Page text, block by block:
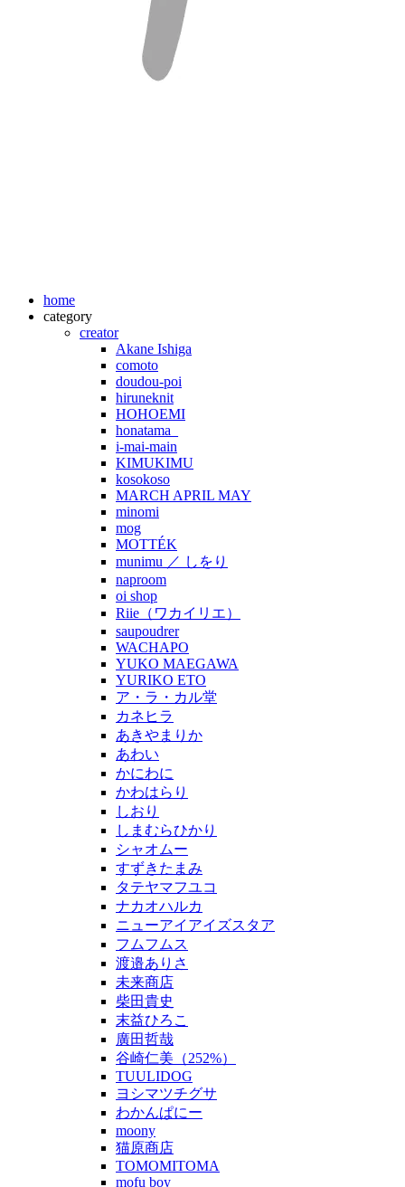
home
category
creator
Akane Ishiga
comoto
doudou-poi
hiruneknit
HOHOEMI
honatama_
i-mai-main
KIMUKIMU
kosokoso
MARCH APRIL MAY
minomi
mog
MOTTÉK
munimu ／ しをり
naproom
oi shop
Riie（ワカイリエ）
saupoudrer
WACHAPO
YUKO MAEGAWA
YURIKO ETO
ア・ラ・カル堂
カネヒラ
あきやまりか
あわい
かにわに
かわはらり
しおり
しまむらひかり
シャオムー
すずきたまみ
タテヤマフユコ
ナカオハルカ
ニューアイアイズスタア
フムフムス
渡邉ありさ
未来商店
柴田貴史
末益ひろこ
廣田哲哉
谷崎仁美（252%）
TUULIDOG
ヨシマツチグサ
わかんぱにー
moony
猫原商店
TOMOMITOMA
mofu boy